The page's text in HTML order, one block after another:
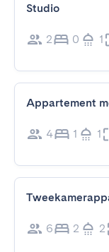
Studio
2 0 1
Appartement
4 1 1
6 2 2